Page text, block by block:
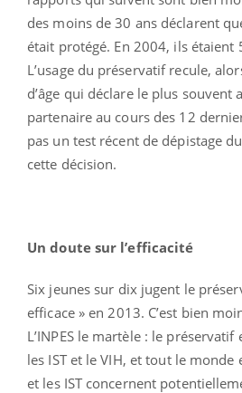
des moins de 30 ans déclarent
était protégé. En 2004, ils étaient
L’usage du préservatif recule,
d’âge qui déclare le plus souvent
partenaire au cours des 12
pas un test récent de dépistage
cette décision.
Un doute sur l’efficacité
Six jeunes sur dix jugent le
efficace » en 2013. C’est bien
L’INPES le martèle : le
les IST et le VIH, et tout le monde
et les IST concernent